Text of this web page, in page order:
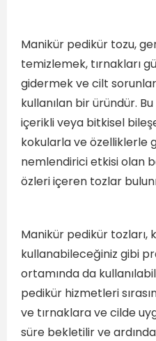
Manikür pedikür tozu,
temizlemek, tırnakları
gidermek ve cilt
kullanılan bir üründür.
içerikli veya bitkisel
kokularla ve özelliklerle
nemlendirici etkisi olan
özleri içeren tozlar
Manikür pedikür tozları,
kullanabileceğiniz gibi
ortamında da
pedikür hizmetleri
ve tırnaklara ve cilde
süre bekletilir ve